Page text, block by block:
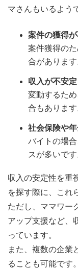
マさんもいるよう
案件の獲得
案件獲得の
合があります
収入が不安定
変動するた
合もあります
社会保険や
バイトの場
スが多いです
収入の安定性を重
を探す際に、これ
ただし、ママワー
アップ支援など、
っています。
また、複数の企業
ることも可能です。